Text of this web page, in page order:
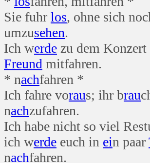
Sie fuhr los, ohne sich
umzusehen.
Ich werde zu dem Konzert
Freund mitfahren.
* nachfahren *
Ich fahre voraus; ihr brau
nachzufahren.
Ich habe nicht so viel
ich werde euch in ein paar
nachfahren.